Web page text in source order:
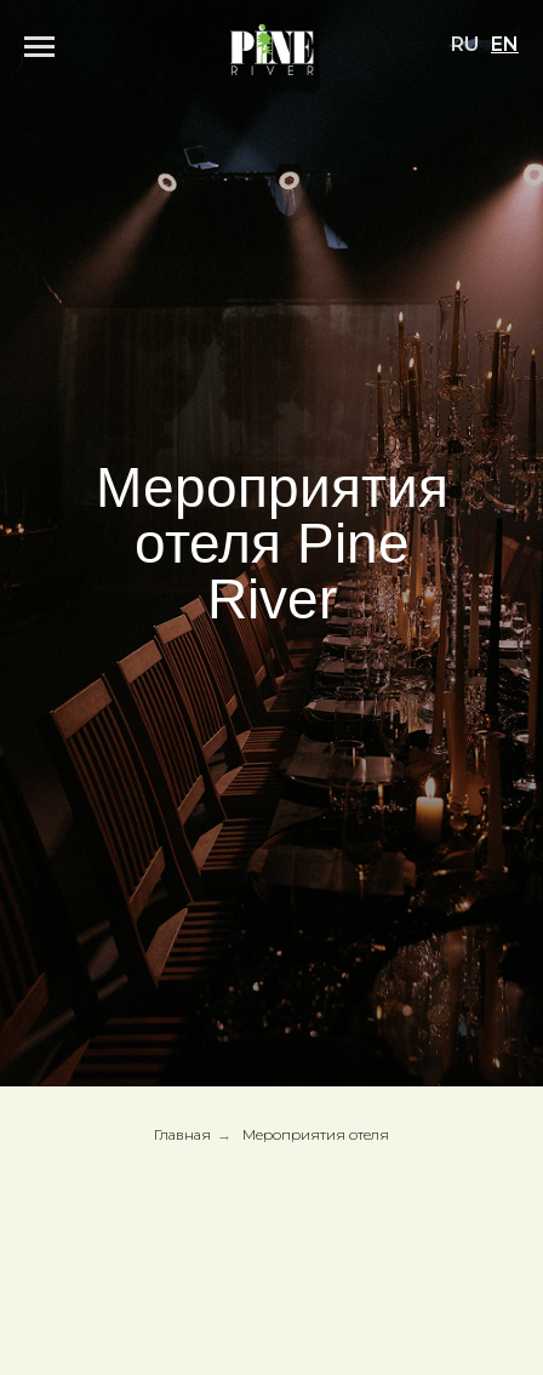
RU EN
Мероприятия
отеля Pine
River
Главная → Мероприятия отеля